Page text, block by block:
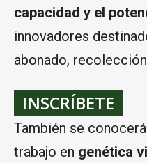
capacidad y el
innovadores
abonado,
INSCRÍBETE
También se
trabajo en genética